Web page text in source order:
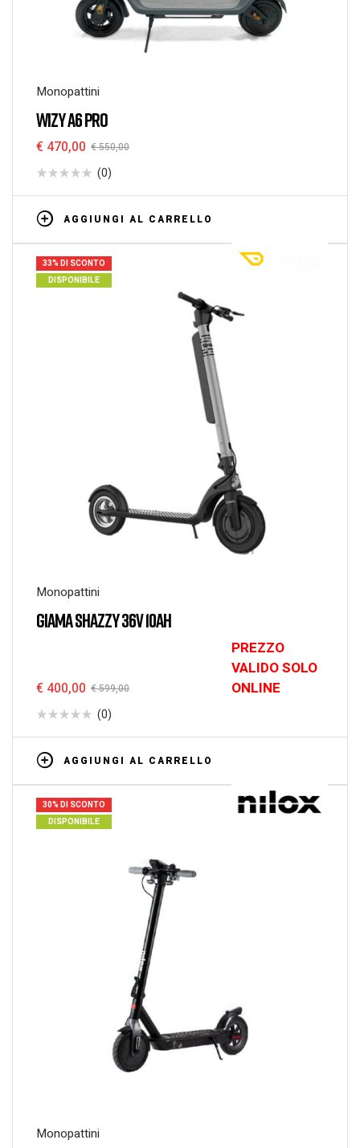
Monopattini
WIZY A6 PRO
€550,00
€ 470,00
(0)
AGGIUNGI AL CARRELLO
33% DI SCONTO
DISPONIBILE
Monopattini
GIAMA SHAZZY 36V 10AH
€599,00
€ 400,00
PREZZO
VALIDO SOLO
ONLINE
(0)
AGGIUNGI AL CARRELLO
30% DI SCONTO
DISPONIBILE
Monopattini